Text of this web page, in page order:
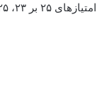
امتیازهای ۲۵ بر ۲۳، ۲۵ بر ۱۸ و ۱۵ بر ۱۲ نتیجه را واگذار کردند.